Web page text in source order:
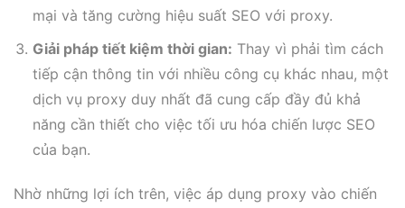
mại và tăng cường hiệu suất SEO với proxy.
Giải pháp tiết kiệm thời gian: Thay vì phải tìm cách
tiếp cận thông tin với nhiều công cụ khác nhau, một
dịch vụ proxy duy nhất đã cung cấp đầy đủ khả
năng cần thiết cho việc tối ưu hóa chiến lược SEO
của bạn.
Nhờ những lợi ích trên, việc áp dụng proxy vào chiến